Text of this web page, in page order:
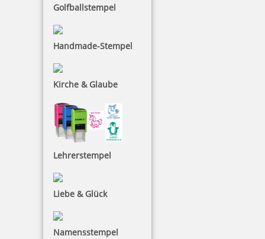
Golfballstempel
Handmade-Stempel
Kirche & Glaube
Lehrerstempel
Liebe & Glück
Namensstempel
24,91 €